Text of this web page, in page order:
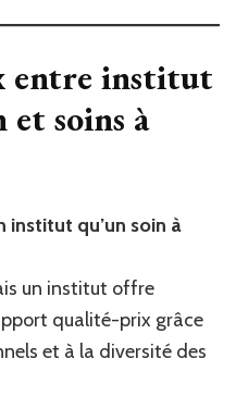
entre institut
et soins à
institut qu’un soin à
un institut offre
qualité-prix grâce
et à la diversité des